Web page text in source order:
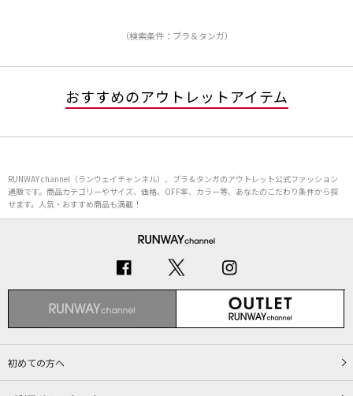
（検索条件：ブラ＆タンガ）
おすすめのアウトレットアイテム
RUNWAY channel（ランウェイチャンネル）、ブラ＆タンガのアウトレット公式ファッション
通販です。商品カテゴリーやサイズ、価格、OFF率、カラー等、あなたのこだわり条件から探
せます。人気・おすすめ商品も満載！
初めての方へ